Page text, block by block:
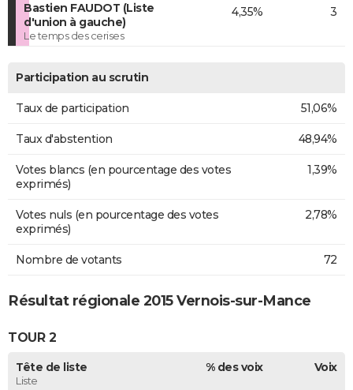
Bastien FAUDOT (Liste
d'union à gauche)
Le temps des cerises
4,35% 3
Participation au scrutin
Taux de participation 51,06%
Taux d'abstention 48,94%
Votes blancs (en pourcentage des votes
exprimés)
1,39%
Votes nuls (en pourcentage des votes
exprimés)
2,78%
Nombre de votants 72
Résultat régionale 2015 Vernois-sur-Mance
TOUR 2
Tête de liste
Liste
% des voix Voix